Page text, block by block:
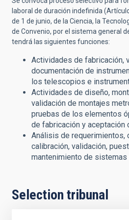
laboral de duración indefinida
de 1 de junio, de la Ciencia, la
de Convenio, por el sistema general
tendrá las siguientes funciones:
Actividades de fabricación,
documentación de
los telescopios e
Actividades de diseño,
validación de montajes
pruebas de los elementos
de fabricación y aceptación
Análisis de requerimientos,
calibración, validación,
mantenimiento de sistemas
Selection tribunal